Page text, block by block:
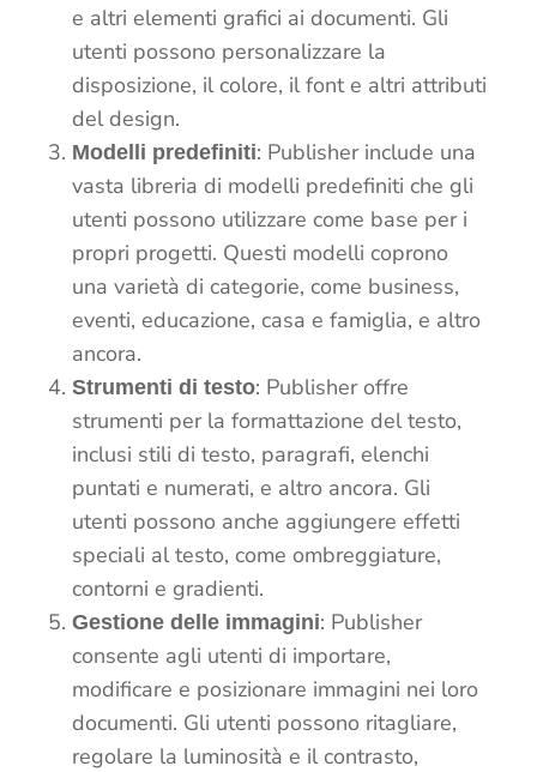
e altri elementi grafici ai documenti. Gli
utenti possono personalizzare la
disposizione, il colore, il font e altri attributi
del design.
Modelli predefiniti: Publisher include una
vasta libreria di modelli predefiniti che gli
utenti possono utilizzare come base per i
propri progetti. Questi modelli coprono
una varietà di categorie, come business,
eventi, educazione, casa e famiglia, e altro
ancora.
Strumenti di testo: Publisher offre
strumenti per la formattazione del testo,
inclusi stili di testo, paragrafi, elenchi
puntati e numerati, e altro ancora. Gli
utenti possono anche aggiungere effetti
speciali al testo, come ombreggiature,
contorni e gradienti.
Gestione delle immagini: Publisher
consente agli utenti di importare,
modificare e posizionare immagini nei loro
documenti. Gli utenti possono ritagliare,
regolare la luminosità e il contrasto,